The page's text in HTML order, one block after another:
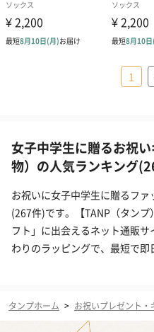
1
女子中学生に贈るお祝
物）の人気ランキング
お祝いに女子中学生に贈るフ
(267件)です。【TANP（タン
フト」に出会えるネット通販
わりのラッピングで、最短で即
タンプホーム > お祝いプレゼント・